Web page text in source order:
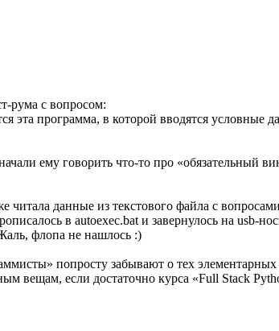
рума с вопросом:
эта программа, в которой вводятся условные
ему говорить что-то про «обязательный
данные из текстового файла с
в autoexec.bat и завернулось на usb-
флопа не нашлось :)
попросту забывают о тех
вещам, если достаточно курса «Full Stack